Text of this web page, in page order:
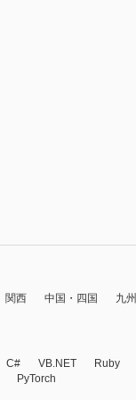
関西 中国・四国 九州
C# VB.NET Ruby
PyTorch